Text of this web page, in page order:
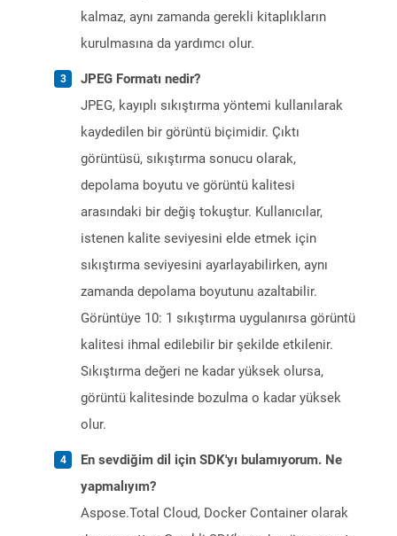
kalmaz, aynı zamanda gerekli kitaplıkların
kurulmasına da yardımcı olur.
JPEG Formatı nedir?
JPEG, kayıplı sıkıştırma yöntemi kullanılarak
kaydedilen bir görüntü biçimidir. Çıktı
görüntüsü, sıkıştırma sonucu olarak,
depolama boyutu ve görüntü kalitesi
arasındaki bir değiş tokuştur. Kullanıcılar,
istenen kalite seviyesini elde etmek için
sıkıştırma seviyesini ayarlayabilirken, aynı
zamanda depolama boyutunu azaltabilir.
Görüntüye 10: 1 sıkıştırma uygulanırsa görüntü
kalitesi ihmal edilebilir bir şekilde etkilenir.
Sıkıştırma değeri ne kadar yüksek olursa,
görüntü kalitesinde bozulma o kadar yüksek
olur.
En sevdiğim dil için SDK'yı bulamıyorum. Ne
yapmalıyım?
Aspose.Total Cloud, Docker Container olarak